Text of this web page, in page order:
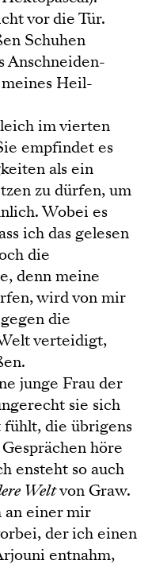
vor die Tür.
Schuhen
Anschneiden-
Heil-
im vierten
empfindet es
als ein
zu dürfen, um
Wobei es
ich das gelesen
die
denn meine
wird von mir
die
verteidigt,
junge Frau der
sie sich
die übrigens
höre
ensteht so auch
Weltvon Graw.
einer mir
der ich einen
entnahm,